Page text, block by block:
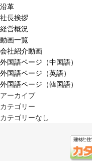
沿革
社長挨拶
経営概況
動画一覧
会社紹介動画
外国語ページ（中国語）
外国語ページ（英語）
外国語ページ（韓国語）
アーカイブ
カテゴリー
カテゴリーなし